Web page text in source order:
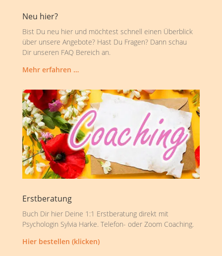
Neu hier?
Bist Du neu hier und möchtest schnell einen Überblick
über unsere Angebote? Hast Du Fragen? Dann schau
Dir unseren FAQ Bereich an.
Mehr erfahren …
Erstberatung
Buch Dir hier Deine 1:1 Erstberatung direkt mit
Psychologin Sylvia Harke. Telefon- oder Zoom Coaching.
Hier bestellen (klicken)